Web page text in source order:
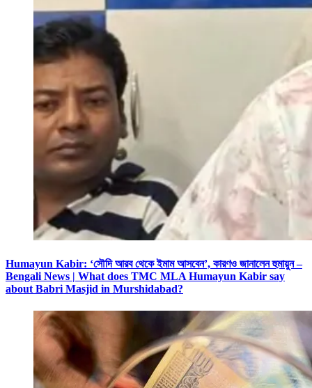
Humayun Kabir: ‘সৌদি আরব থেকে ইমাম আসবেন’, কারণও জানালেন হুমায়ুন –
Bengali News | What does TMC MLA Humayun Kabir say
about Babri Masjid in Murshidabad?